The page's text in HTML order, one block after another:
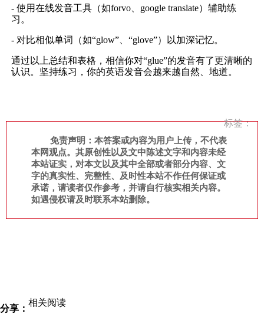
- 使用在线发音工具（如forvo、google translate）辅助练
习。
- 对比相似单词（如“glow”、“glove”）以加深记忆。
通过以上总结和表格，相信你对“glue”的发音有了更清晰的
认识。坚持练习，你的英语发音会越来越自然、地道。
标签：
免责声明：本答案或内容为用户上传，不代表
本网观点。其原创性以及文中陈述文字和内容未经
本站证实，对本文以及其中全部或者部分内容、文
字的真实性、完整性、及时性本站不作任何保证或
承诺，请读者仅作参考，并请自行核实相关内容。
如遇侵权请及时联系本站删除。
分享：
相关阅读